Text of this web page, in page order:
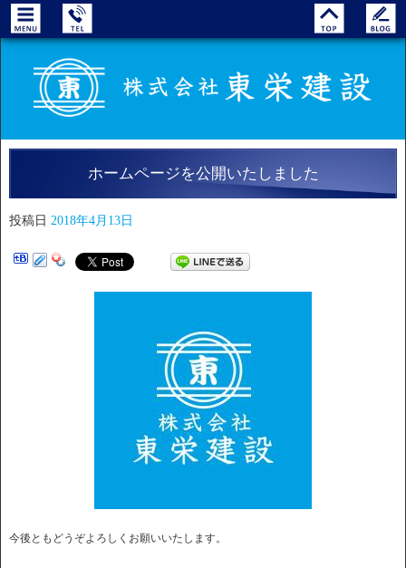
ホームページを公開いたしました
投稿日 2018年4月13日
今後ともどうぞよろしくお願いいたします。